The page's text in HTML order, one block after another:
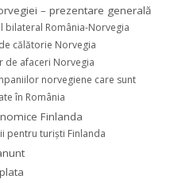
– prezentare generală
bilateral România-Norvegia
călătorie Norvegia
de afaceri Norvegia
norvegiene care sunt
în România
Finlanda
pentru turişti Finlanda